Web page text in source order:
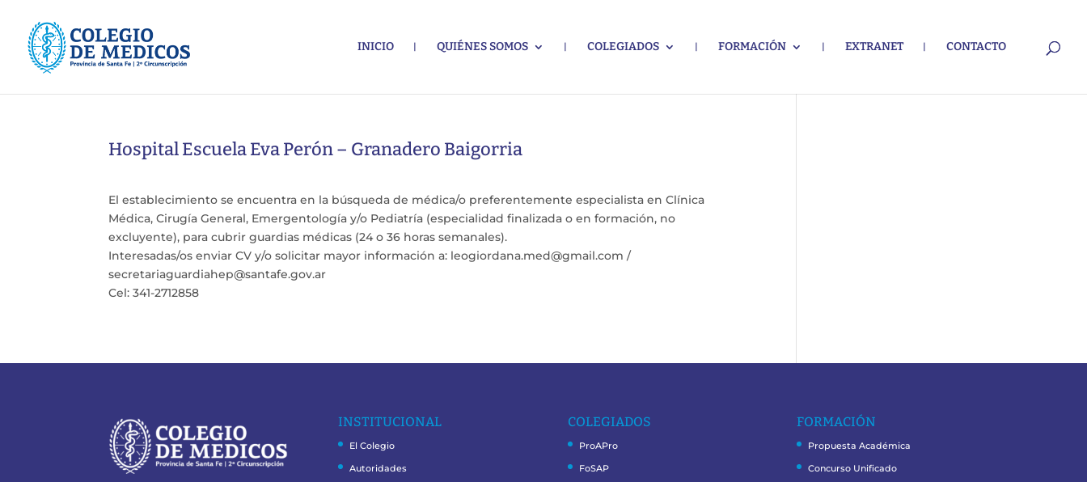
INICIO QUIÉNES SOMOS COLEGIADOS FORMACIÓN EXTRANET CONTACTO
Hospital Escuela Eva Perón – Granadero Baigorria
El establecimiento se encuentra en la búsqueda de médica/o preferentemente especialista en Clínica
Médica, Cirugía General, Emergentología y/o Pediatría (especialidad finalizada o en formación, no
excluyente), para cubrir guardias médicas (24 o 36 horas semanales).
Interesadas/os enviar CV y/o solicitar mayor información a: leogiordana.med@gmail.com /
secretariaguardiahep@santafe.gov.ar
Cel: 341-2712858
INSTITUCIONAL
El Colegio
Autoridades
COLEGIADOS
ProAPro
FoSAP
FORMACIÓN
Propuesta Académica
Concurso Unificado